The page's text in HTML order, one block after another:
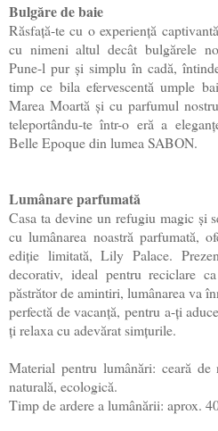
Bulgăre de baie
Răsfață-te cu o experiență
cu nimeni altul decât bulgărele
Pune-l pur și simplu în cadă,
timp ce bila efervescentă umple
Marea Moartă și cu parfumul
teleportându-te într-o eră a
Belle Epoque din lumea SABON.
Lumânare parfumată
Casa ta devine un refugiu magic și
cu lumânarea noastră parfumată,
ediție limitată, Lily Palace.
decorativ, ideal pentru reciclare
păstrător de amintiri, lumânarea va
perfectă de vacanță, pentru a-ți
ți relaxa cu adevărat simțurile.
Material pentru lumânări: ceară de
naturală, ecologică.
Timp de ardere a lumânării: aprox.